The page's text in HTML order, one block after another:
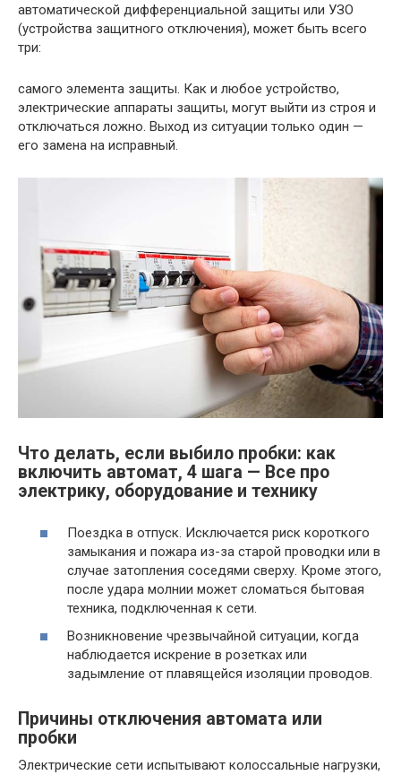
автоматической дифференциальной защиты или УЗО
(устройства защитного отключения), может быть всего
три:
самого элемента защиты. Как и любое устройство,
электрические аппараты защиты, могут выйти из строя и
отключаться ложно. Выход из ситуации только один —
его замена на исправный.
Что делать, если выбило пробки: как
включить автомат, 4 шага — Все про
электрику, оборудование и технику
Поездка в отпуск. Исключается риск короткого
замыкания и пожара из-за старой проводки или в
случае затопления соседями сверху. Кроме этого,
после удара молнии может сломаться бытовая
техника, подключенная к сети.
Возникновение чрезвычайной ситуации, когда
наблюдается искрение в розетках или
задымление от плавящейся изоляции проводов.
Причины отключения автомата или
пробки
Электрические сети испытывают колоссальные нагрузки,